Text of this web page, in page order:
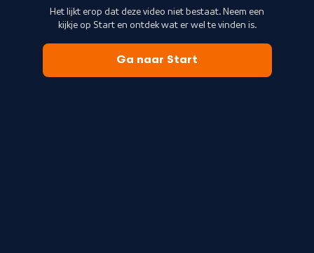
Het lijkt erop dat deze video niet bestaat. Neem een
kijkje op Start en ontdek wat er wel te vinden is.
Ga naar Start